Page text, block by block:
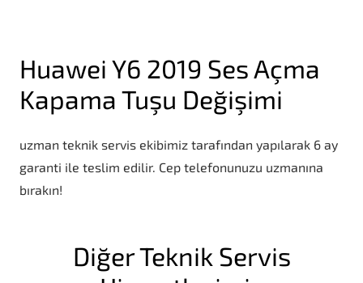
Huawei Y6 2019 Ses Açma
Kapama Tuşu Değişimi
uzman teknik servis ekibimiz tarafından yapılarak 6 ay
garanti ile teslim edilir. Cep telefonunuzu uzmanına
bırakın!
Diğer Teknik Servis